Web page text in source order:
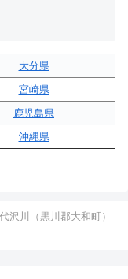
大分県
宮崎県
鹿児島県
沖縄県
沢川（黒川郡大和町）